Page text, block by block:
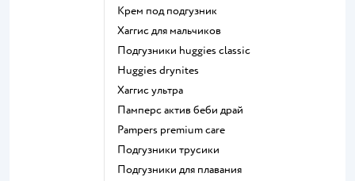
крем под подгузник
хаггис для мальчиков
подгузники huggies classic
huggies drynites
хаггис ультра
памперс актив беби драй
pampers premium care
подгузники трусики
подгузники для плавания